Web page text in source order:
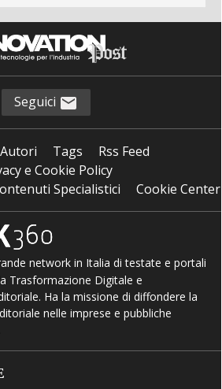
Seguici
Autori Tags
Rss Feed
e Cookie Policy
Specialistici
Cookie Center
network in Italia di testate e portali
Trasformazione Digitale e
Ha la missione di diffondere la
nelle imprese e pubbliche